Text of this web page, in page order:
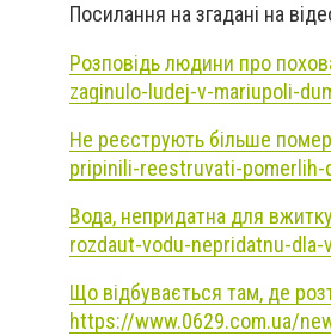
Посилання на згадані на
Розповідь людини про
zaginulo-ludej-v-mariupoli-
Не реєструють більше
pripinili-reestruvati-
Вода, непридатна для
rozdaut-vodu-nepridatnu-
Що відбувається там, де
https://www.0629.com.ua/